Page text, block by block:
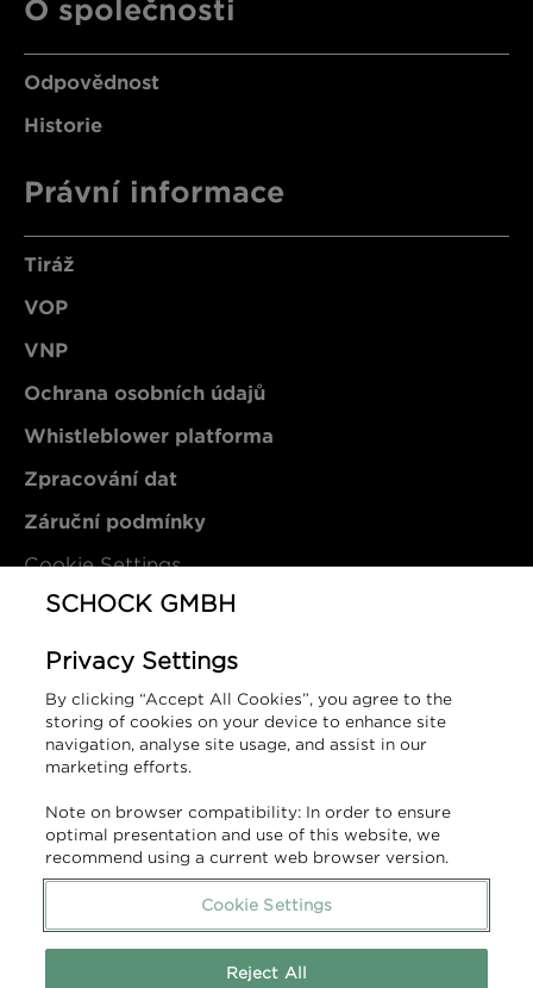
O společnosti
Odpovědnost
Historie
Právní informace
Tiráž
VOP
VNP
Ochrana osobních údajů
Whistleblower platforma
Zpracování dat
Záruční podmínky
Cookie Settings
SCHOCK GmbH
Hofbauerstraße 1
94209 Regen
Německo
T (DE): +49 9921 600-0
T (SK): +421 910 177 843
Kontaktní formulář
SCHOCK GMBH
Privacy Settings
By clicking “Accept All Cookies”, you agree to the
storing of cookies on your device to enhance site
navigation, analyse site usage, and assist in our
marketing efforts.
Note on browser compatibility: In order to ensure
optimal presentation and use of this website, we
recommend using a current web browser version.
Cookie Settings
Reject All